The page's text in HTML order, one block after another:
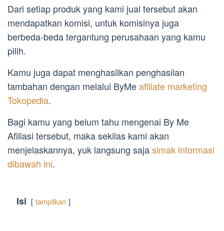
Dari setiap produk yang kami jual tersebut akan
mendapatkan komisi, untuk komisinya juga
berbeda-beda tergantung perusahaan yang kamu
pilih.
Kamu juga dapat menghasilkan penghasilan
tambahan dengan melalui ByMeafiliate marketing
Tokopedia.
Bagi kamu yang belum tahu mengenai By Me
Afiliasi tersebut, maka sekilas kami akan
menjelaskannya, yuk langsung sajasimak informasi
dibawah ini.
Isi tampilkan